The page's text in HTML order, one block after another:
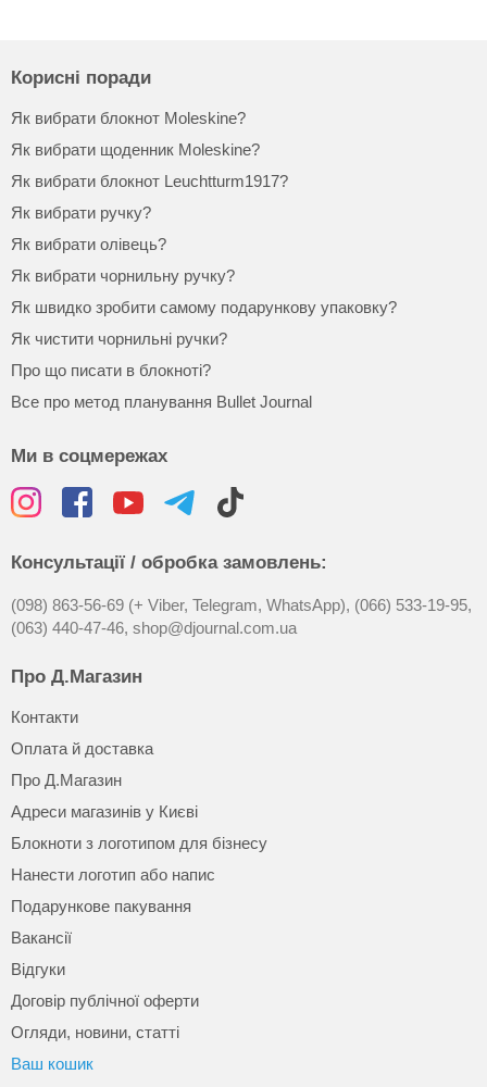
Корисні поради
Як вибрати блокнот Moleskine?
Як вибрати щоденник Moleskine?
Як вибрати блокнот Leuchtturm1917?
Як вибрати ручку?
Як вибрати олівець?
Як вибрати чорнильну ручку?
Як швидко зробити самому подарункову упаковку?
Як чистити чорнильні ручки?
Про що писати в блокноті?
Все про метод планування Bullet Journal
Ми в соцмережах
Консультації / обробка замовлень:
(098) 863-56-69 (+ Viber, Telegram, WhatsApp), (066) 533-19-95,
(063) 440-47-46, shop@djournal.com.ua
Про Д.Магазин
Контакти
Оплата й доставка
Про Д.Магазин
Адреси магазинів у Києві
Блокноти з логотипом для бізнесу
Нанести логотип або напис
Подарункове пакування
Вакансії
Відгуки
Договір публічної оферти
Огляди, новини, статті
Ваш кошик